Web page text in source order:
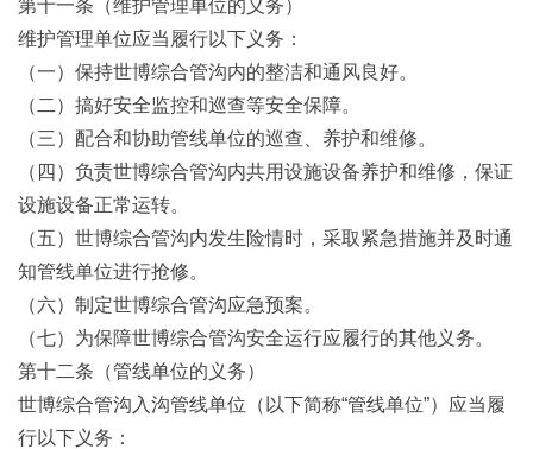
第十一条（维护管理单位的义务）
维护管理单位应当履行以下义务：
（一）保持世博综合管沟内的整洁和通风良好。
（二）搞好安全监控和巡查等安全保障。
（三）配合和协助管线单位的巡查、养护和维修。
（四）负责世博综合管沟内共用设施设备养护和维修，保证
设施设备正常运转。
（五）世博综合管沟内发生险情时，采取紧急措施并及时通
知管线单位进行抢修。
（六）制定世博综合管沟应急预案。
（七）为保障世博综合管沟安全运行应履行的其他义务。
第十二条（管线单位的义务）
世博综合管沟入沟管线单位（以下简称“管线单位”）应当履
行以下义务：